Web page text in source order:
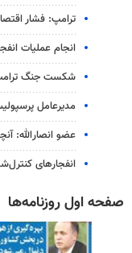
ترامپ: فشار
انجام عملیات
شکست جنگ ترامپ
مدیرعامل
عضو انصارالله:
انفجارهای
صفحه اول روزنامه‌ها